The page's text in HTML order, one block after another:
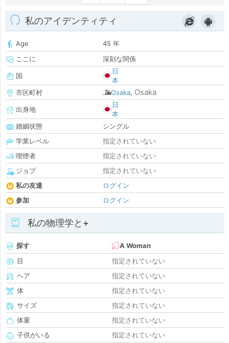
私のアイデンティティ
Age
45 年
ここに
深刻な関係
国
日
本
市区町村
Osaka, Osaka
出身地
日
本
婚姻状態
シングル
学業レベル
指定されていない
喫煙者
指定されていない
ジョブ
指定されていない
私の友達
ログイン
参加
ログイン
私の物理学と+
探す
A Woman
目
指定されていない
ヘア
指定されていない
体
指定されていない
サイズ
指定されていない
体重
指定されていない
子供がいる
指定されていない